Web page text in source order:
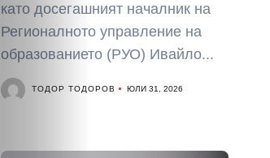
като досегашният началник на
Регионалното управление на
образованието (РУО) Ивайло...
ТОДОР ТОДОРОВ ЮЛИ 31, 2026